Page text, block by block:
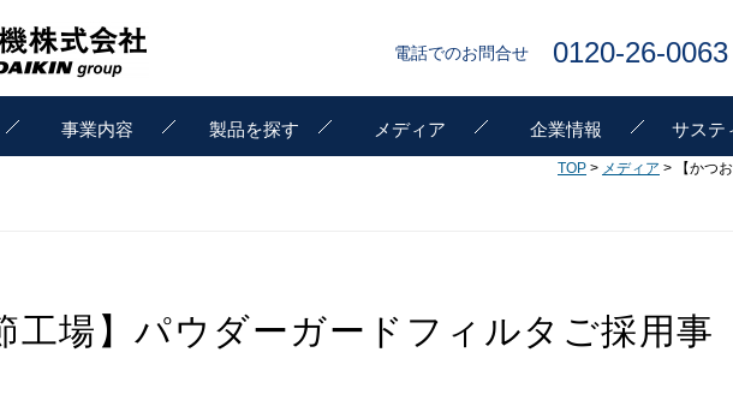
電話でのお問合せ 0120-26-0063
事業内容 製品を探す メディア 企業情報 サステ
TOP > メディア > 【かつ
工場】パウダーガードフィルタご採用事